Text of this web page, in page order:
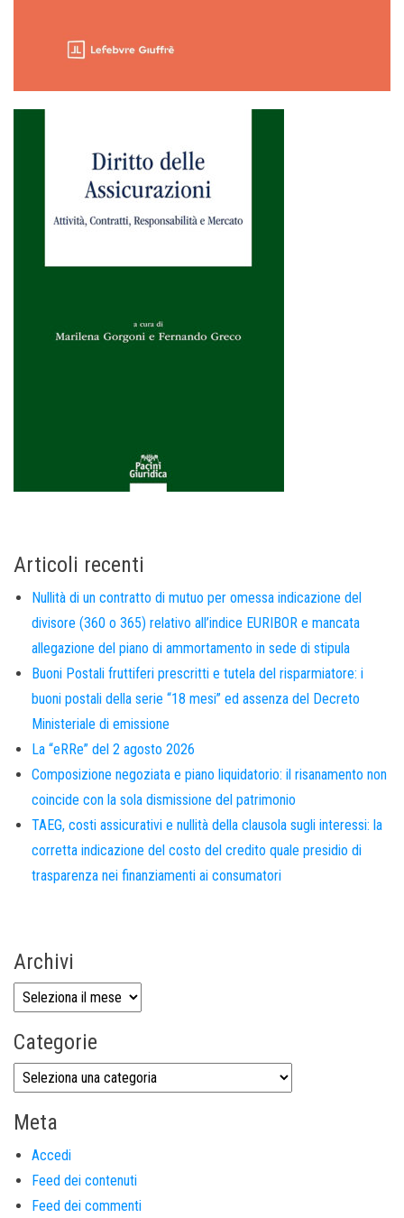
Articoli recenti
Nullità di un contratto di mutuo per omessa indicazione del
divisore (360 o 365) relativo all’indice EURIBOR e mancata
allegazione del piano di ammortamento in sede di stipula
Buoni Postali fruttiferi prescritti e tutela del risparmiatore: i
buoni postali della serie “18 mesi” ed assenza del Decreto
Ministeriale di emissione
La “eRRe” del 2 agosto 2026
Composizione negoziata e piano liquidatorio: il risanamento non
coincide con la sola dismissione del patrimonio
TAEG, costi assicurativi e nullità della clausola sugli interessi: la
corretta indicazione del costo del credito quale presidio di
trasparenza nei finanziamenti ai consumatori
Archivi
Categorie
Meta
Accedi
Feed dei contenuti
Feed dei commenti